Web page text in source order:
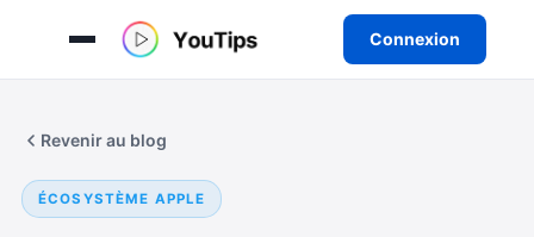
Connexion
Revenir au blog
ÉCOSYSTÈME APPLE